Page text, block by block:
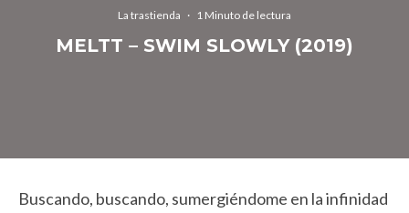
La trastienda · 1 Minuto de lectura
MELTT – SWIM SLOWLY (2019)
Buscando, buscando, sumergiéndome en la infinidad